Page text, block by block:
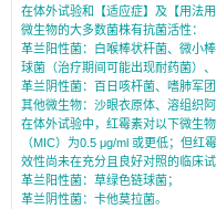
在体外试验和【适应症】及【用法
微生物的大多数菌株有抗菌活性：
革兰阳性菌：白喉棒状杆菌、微小
球菌（治疗期间可能出现耐药菌）
革兰阴性菌：百日咳杆菌、嗜肺军团
其他微生物：沙眼衣原体、溶组织
在体外试验中，红霉素对以下微生
（MIC）为0.5 μg/ml 或更低；但
效性尚未在充分且良好对照的临床试
革兰阳性菌：草绿色链球菌；
革兰阴性菌：卡他莫拉菌。